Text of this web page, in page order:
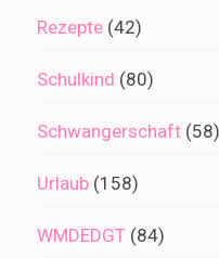
Rezepte (42)
Schulkind (80)
Schwangerschaft (58)
Urlaub (158)
WMDEDGT (84)